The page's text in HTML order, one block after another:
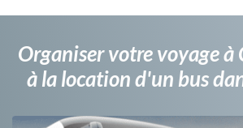
Organiser votre voyage à
à la location d'un bus